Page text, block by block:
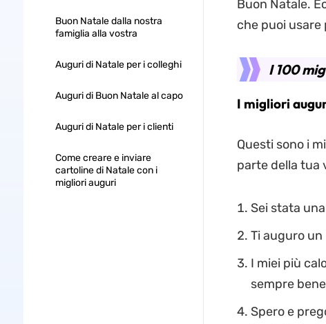
Buon Natale dalla nostra
famiglia alla vostra
Auguri di Natale per i colleghi
Auguri di Buon Natale al capo
Auguri di Natale per i clienti
Come creare e inviare
cartoline di Natale con i
migliori auguri
Buon Natale.
che puoi usare
I 100
I migliori
Questi sono i
parte della tua
Sei stata
Ti auguro un
I miei più
sempre
Spero e